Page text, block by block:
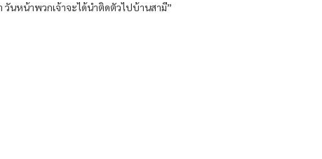
วันหน้าพวกเจ้าจะได้นำติดตัวไปบ้านสามี”